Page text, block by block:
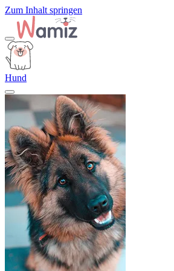
Zum Inhalt springen
Hund